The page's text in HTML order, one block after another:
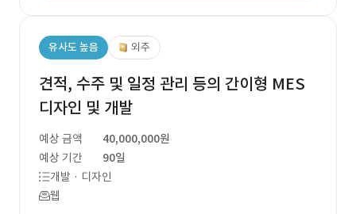
유사도 높음 외주
견적, 수주 및 일정 관리 등의 간이형 MES
디자인 및 개발
예상 금액
40,000,000원
예상 기간
90일
개발 · 디자인
웹